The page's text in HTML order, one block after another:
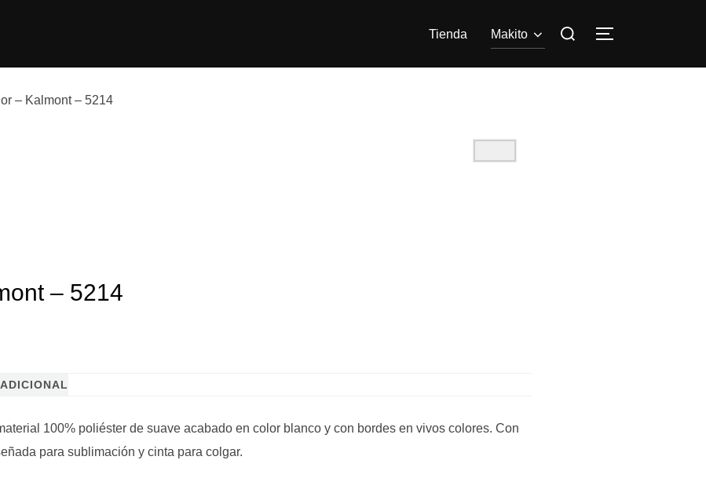
Tienda Makito
– Kalmont – 5214
– 5214
100% poliéster de suave acabado en color blanco y con bordes en vivos colores. Con
para sublimación y cinta para colgar.